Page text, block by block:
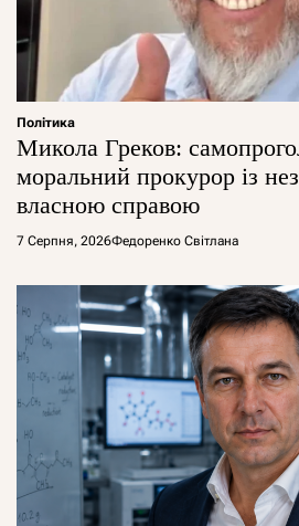
Політика
Микола Греков:
моральний прокурор із
власною справою
7 Серпня, 2026Федоренко Світлана